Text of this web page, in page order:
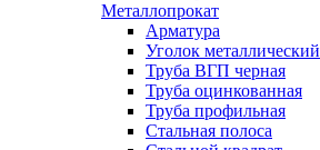
Металлопрокат
Арматура
Уголок металлический
Труба ВГП черная
Труба оцинкованная
Труба профильная
Стальная полоса